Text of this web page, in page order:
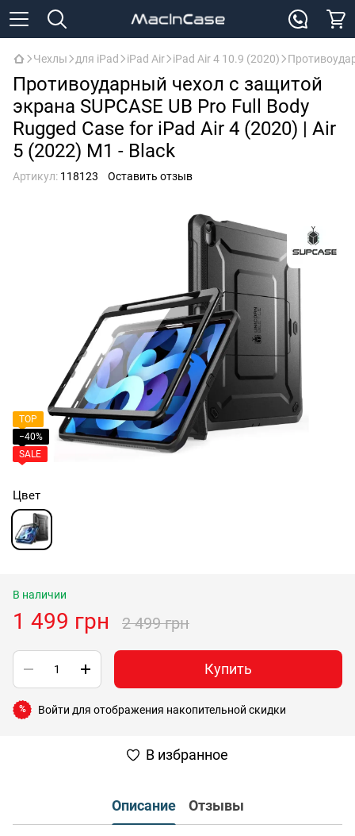
Чехлы для iPad iPad Air iPad Air 4 10.9 (2020)
Противоударный чехол с защитой
экрана SUPCASE UB Pro Full Body
Rugged Case for iPad Air 4 (2020) | Air
5 (2022) M1 - Black
Артикул: 118123 Оставить отзыв
TOP
−40%
SALE
Цвет
В наличии
1 499 грн 2 499 грн
Купить
% Войти для отображения накопительной скидки
В избранное
Описание Отзывы